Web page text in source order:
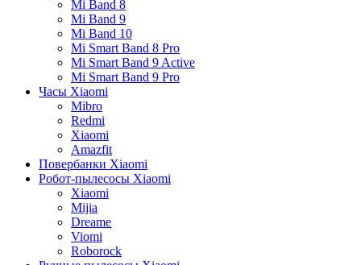
Mi Band 8
Mi Band 9
Mi Band 10
Mi Smart Band 8 Pro
Mi Smart Band 9 Active
Mi Smart Band 9 Pro
Часы Xiaomi
Mibro
Redmi
Xiaomi
Amazfit
Повербанки Xiaomi
Робот-пылесосы Xiaomi
Xiaomi
Mijia
Dreame
Viomi
Roborock